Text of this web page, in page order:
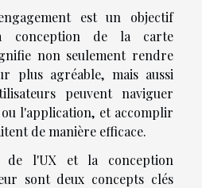
est un objectif
conception de la carte
non seulement rendre
plus agréable, mais aussi
peuvent naviguer
l'application, et accomplir
de manière efficace.
de l'UX et la conception
sont deux concepts clés